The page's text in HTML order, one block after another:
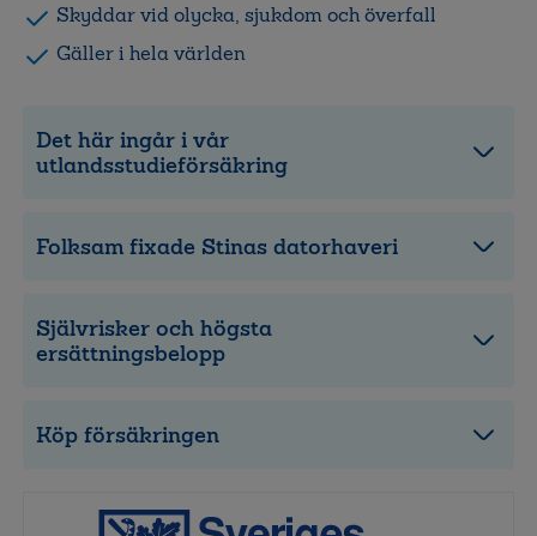
Skyddar vid olycka, sjukdom och överfall
Gäller i hela världen
Det här ingår i vår
utlandsstudieförsäkring
Folksam fixade Stinas datorhaveri
Självrisker och högsta
ersättningsbelopp
Köp försäkringen